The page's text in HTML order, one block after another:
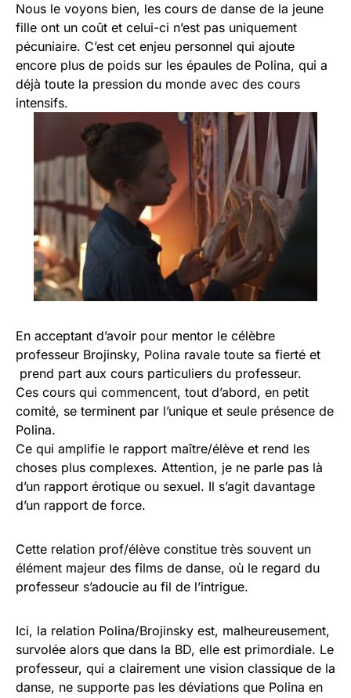
Nous le voyons bien, les cours de danse de la jeune
fille ont un coût et celui-ci n’est pas uniquement
pécuniaire. C’est cet enjeu personnel qui ajoute
encore plus de poids sur les épaules de Polina, qui a
déjà toute la pression du monde avec des cours
intensifs.
En acceptant d’avoir pour mentor le célèbre
professeur Brojinsky, Polina ravale toute sa fierté et
prend part aux cours particuliers du professeur.
Ces cours qui commencent, tout d’abord, en petit
comité, se terminent par l’unique et seule présence de
Polina.
Ce qui amplifie le rapport maître/élève et rend les
choses plus complexes. Attention, je ne parle pas là
d’un rapport érotique ou sexuel. Il s’agit davantage
d’un rapport de force.
Cette relation prof/élève constitue très souvent un
élément majeur des films de danse, où le regard du
professeur s’adoucie au fil de l’intrigue.
Ici, la relation Polina/Brojinsky est, malheureusement,
survolée alors que dans la BD, elle est primordiale. Le
professeur, qui a clairement une vision classique de la
danse, ne supporte pas les déviations que Polina en